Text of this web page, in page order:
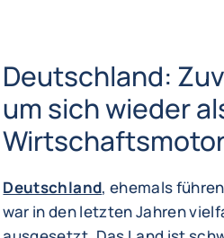
Deutschland:
um sich wieder
Deutschland, ehemals
war in den letzten Jahren